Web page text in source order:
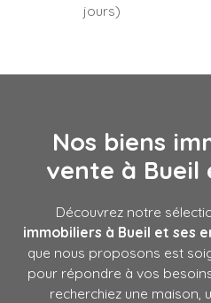
jours)
Nos biens
vente à Bueil
Découvrez notre
immobiliers à Bueil et ses
que nous proposons est
pour répondre à vos
recherchiez une maison,